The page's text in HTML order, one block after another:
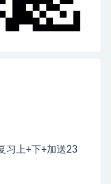
习上+下+加送23